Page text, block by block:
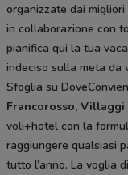
organizzate dai
in collaborazione con
pianifica qui la tua
indeciso sulla meta da
Sfoglia su
Francorosso, Villaggi
voli+hotel con la
raggiungere qualsiasi
tutto l’anno. La voglia